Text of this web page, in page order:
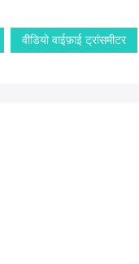
वीडियो वाईफ़ाई ट्रांसमीटर